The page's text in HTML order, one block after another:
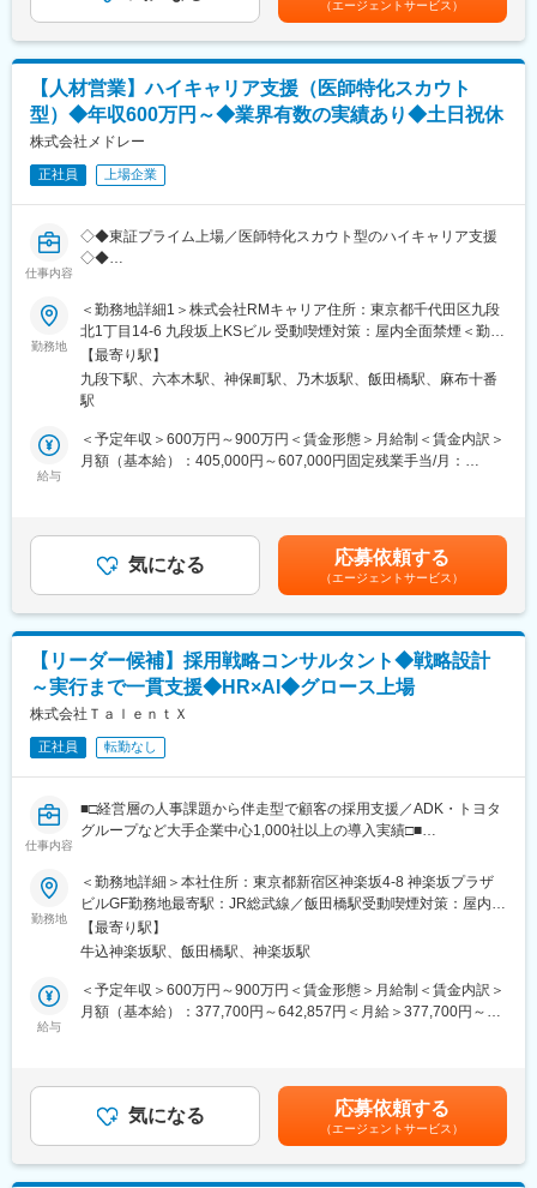
共有し、集客手法や営業資料の改善、サービス内容のブラッシュ
アップ
変更の範囲：会社の定める業務
グロース市場上場「TWOstone&sons」の立ち上げ5人目として参
本事業部の推進を行い、今まで500社以上の採用支援を行った本
事業部のトップです。
・コンサルティングメンバー
Findyの元CSマネージャーをはじめとするエンジニア採用のプロ
が「数字に基づいた戦略を実行し、課題を解決できるか」に徹底
的にこだわり、スタートアップ企業のテックリード採用など、高
難易度採用を次々と成功させるコンサルタントが在籍してます。
■業務内容：
ンに、カオスな状況の中で「仕組み化」をする中心人物となって
いただきます。
【プロジェクトデリバリー】
品質管理：プロジェクトをモニタリングし、確かな品質でデリバ
採用戦略の策定：3C/4P分析、ペルソナ設計、KPI設計、採用チャ
ネル戦略の立案
【事業・組織づくり】
クライアントのあらゆるニーズを拾い上げ、サービス化・案件化
を推進
事業をスケールさせるための「勝ち筋の方程式」を発見し、業務
の仕組み化・標準化をリード
（将来的には）新メンバーの採用・育成、チームマネジメント
変更の範囲：会社の定める業務
選考を通じて上下する可能性があります。月給(月額)は固定手当を
含めた表記です。
（エージェントサービス）
【人材営業】ハイキャリア支援（医師特化スカウト
型）◆年収600万円～◆業界有数の実績あり◆土日祝休
株式会社メドレー
正社員 上場企業
仕事内容
◇◆東証プライム上場／医師特化スカウト型のハイキャリア支援
◇◆
■業務内容：
・当社のグループ会社となるRMキャリア（株式会社リクルートメ
ディカルキャリアの全事業を承継し、2026年8月3日よりグループ
イン）が運営する、医師に特化したエグゼクティブエージェント
事業（スカウト型ハイキャリア支援）におけるヘッドハンター
（コンサルタント職）をお任せします。
・医療機関のミドル層・経営層・幹部層に特化し、以下を遂行い
ただきます。
・医療機関の経営層・経営幹部層求人案件の受託と採用支援コン
サルティング
実績と信用のある医師とのネットワーク拡大・関係構築、キャリ
考支援→意思決定支援・採用→オファー受諾に至る一連のプロセ
ス管理
■出向先について：
・企業名：RMキャリア
・事業内容：医療・ヘルスケア領域の転職支援
■募集背景：
・株式会社メドレーは「医療ヘルスケアの未来をつくる」をミッ
ションに、ヘルスケア領域特化の採用システム「ジョブメドレ
ェア拡大余地の大きい医師・看護師・薬剤師領域の強化に取り組
んでいます。
・その一環として、業界有数の実績を持つRMキャリア（株式会社
リクルートメディカルキャリアの全事業を2026年8月3日より承
社の採用支援ノウハウを掛け合わせ、医師領域のマッチングと採
用支援を一段と拡大していく構想です。
変更の範囲：会社の定める業務
勤務地
＜勤務地詳細1＞株式会社RMキャリア住所：東京都千代田区九段
北1丁目14-6 九段坂上KSビル 受動喫煙対策：屋内全面禁煙＜勤務
地詳細2＞本社住所：東京都港区六本木6-10-1 六本木ヒルズ森タ
ワー13F勤務地最寄駅：東京メトロ 日比谷線／六本木駅受動喫煙
対策：屋内全面禁煙変更の範囲：会社の定める事業所（リモート
【最寄り駅】
九段下駅、六本木駅、神保町駅、乃木坂駅、飯田橋駅、麻布十番
駅
給与
＜予定年収＞600万円～900万円＜賃金形態＞月給制＜賃金内訳＞
月額（基本給）：405,000円～607,000円固定残業手当/月：
給与は経験、能力、スキル等を考慮し、当社規定により決定しま
す。■昇給・賞与：年2回■別途インセンティブの支給あり■モデル
年収：入社6年目 30代 1,290万（月給 + 賞与 + インセンティブ）
賃金はあくまでも目安の金額であり、選考を通じて上下する可能
性があります。月給(月額)は固定手当を含めた表記です。
気になる 応募依頼する
（エージェントサービス）
【リーダー候補】採用戦略コンサルタント◆戦略設計
～実行まで一貫支援◆HR×AI◆グロース上場
株式会社ＴａｌｅｎｔＸ
正社員 転勤なし
仕事内容
■□経営層の人事課題から伴走型で顧客の採用支援／ADK・トヨタ
グループなど大手企業中心1,000社以上の導入実績□■
◎単なるRPOではなく、企業のHR戦略や採用戦略の最上流から付
加価値の高いコンサルティング～実行までをお任せ
◎1社に入り込む形でのコンサルティング～デリバリーを行うケー
スも多く、案件次第では企業人事同等、もしくはそれ以上の立場
で戦略企画～実行までを担うことができます
■ミッション
業務の切り出しとしてのRPOやコンサルティングでなく、企業の
採用戦略上流から付加価値の高いコンサルティング、実行支援を
勤務地
＜勤務地詳細＞本社住所：東京都新宿区神楽坂4-8 神楽坂プラザ
ビルGF勤務地最寄駅：JR総武線／飯田橋駅受動喫煙対策：屋内全
面禁煙変更の範囲：会社の定める事業所（リモートワーク含む）
【最寄り駅】
牛込神楽坂駅、飯田橋駅、神楽坂駅
給与
＜予定年収＞600万円～900万円＜賃金形態＞月給制＜賃金内訳＞
月額（基本給）：377,700円～642,857円＜月給＞377,700円～
当を含め算出しております。※ご経験やスキル、オファーミッショ
ンにより変動いたします。■昇給：年2回（4月・10月）賃金はあ
くまでも目安の金額であり、選考を通じて上下する可能性があり
ます。月給(月額)は固定手当を含めた表記です。
気になる 応募依頼する
（エージェントサービス）